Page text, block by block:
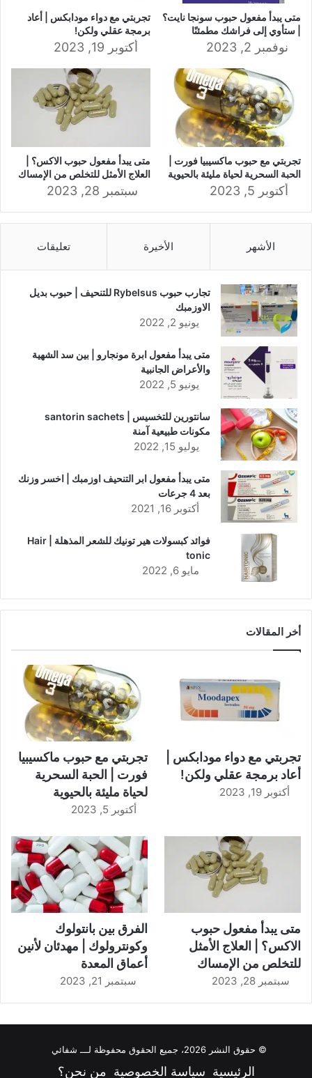
متى يبدأ مفعول حبوب سونجا نايت؟
| ستأوي إلى فراشك مطمئنًا
نوفمبر 2, 2023
تجربتي مع دواء مودابكس | أعاد
برمجة عقلي ولكن!
أكتوبر 19, 2023
تجربتي مع حبوب ماكسيبيا فورت |
الحبة السحرية لحياة مليئة بالحيوية
أكتوبر 5, 2023
متى يبدأ مفعول حبوب الاكس؟ |
العلاج الأمثل للتخلص من الإمساك
سبتمبر 28, 2023
الأشهر الأخيرة تعليقات
تجارب حبوب Rybelsus للتنحيف | حبوب بديل
الاوزمبك
يونيو 2, 2022
متى يبدأ مفعول ابرة مونجارو | بين سد الشهية
والأعراض الجانبية
يونيو 5, 2022
سانتورين للتخسيس | santorin sachets
مكونات طبيعية آمنة
يوليو 15, 2022
متى يبدأ مفعول ابر التنحيف اوزمبك | اخسر وزنك
بعد 4 جرعات
أكتوبر 16, 2021
فوائد كبسولات هير تونيك للشعر المذهلة | Hair
tonic
مايو 6, 2022
أخر المقالات
تجربتي مع دواء مودابكس |
أعاد برمجة عقلي ولكن!
أكتوبر 19, 2023
تجربتي مع حبوب ماكسيبيا
فورت | الحبة السحرية
لحياة مليئة بالحيوية
أكتوبر 5, 2023
متى يبدأ مفعول حبوب
الاكس؟ | العلاج الأمثل
للتخلص من الإمساك
سبتمبر 28, 2023
الفرق بين بانتولوك
وكونترولوك | مهدئان لأنين
أعماق المعدة
سبتمبر 21, 2023
© حقوق النشر 2026، جميع الحقوق محفوظة لـــ شفائي
الرئيسية سياسة الخصوصية من نحن؟